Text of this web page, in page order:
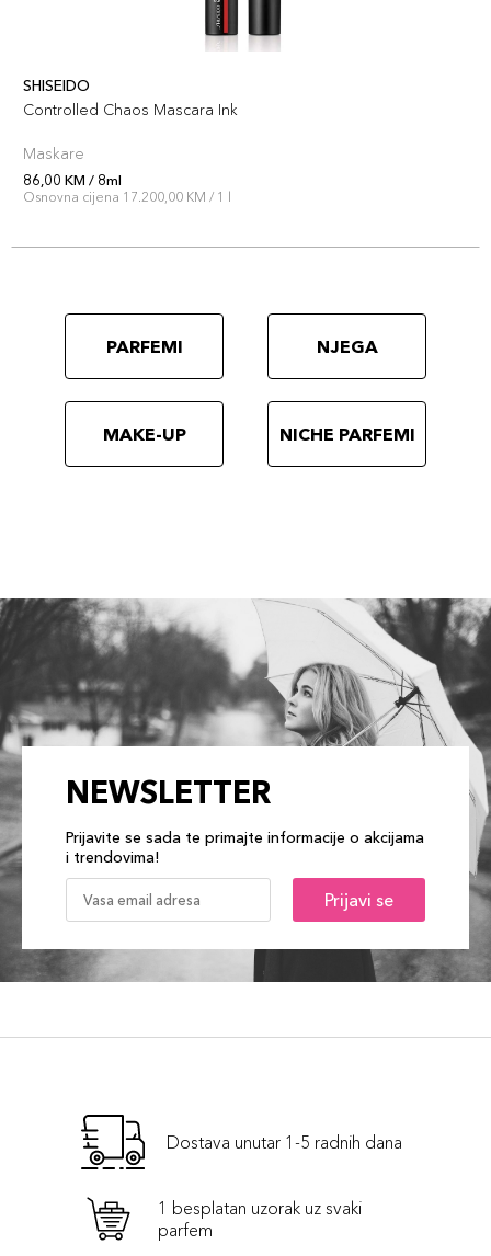
SHISEIDO
Controlled Chaos Mascara Ink
Maskare
86,00 KM / 8ml
Osnovna cijena 17.200,00 KM / 1 l
PARFEMI NJEGA
MAKE-UP NICHE PARFEMI
NEWSLETTER
Prijavite se sada te primajte informacije o akcijama
i trendovima!
Prijavi se
Dostava unutar 1-5 radnih dana
1 besplatan uzorak uz svaki
parfem